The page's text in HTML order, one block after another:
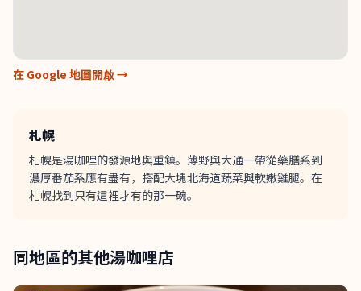
在 Google 地圖開啟 →
札幌
札幌是湯咖哩的發源地與重鎮。薄野與大通一帶從藥膳系到
濃厚番茄系應有盡有，搭配大塊北海道蔬菜與軟嫩雞腿。在
札幌找到只有這裡才有的那一碗。
同地區的其他湯咖哩店